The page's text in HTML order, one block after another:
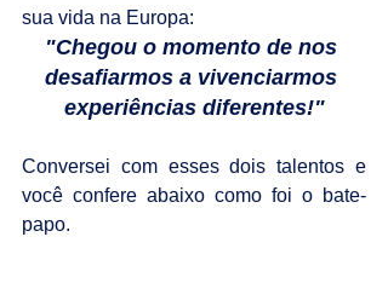
sua vida na Europa:
"Chegou o momento de nos
desafiarmos a vivenciarmos
experiências diferentes!"
Conversei com esses dois talentos e
você confere abaixo como foi o bate-
papo.